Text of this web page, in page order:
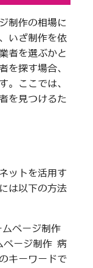
制作の相場に
いざ制作を依
者を選ぶかと
を探す場合、
。ここでは、
を見つけるた
ットを活用す
は以下の方法
ページ制作
ページ制作 病
キーワードで